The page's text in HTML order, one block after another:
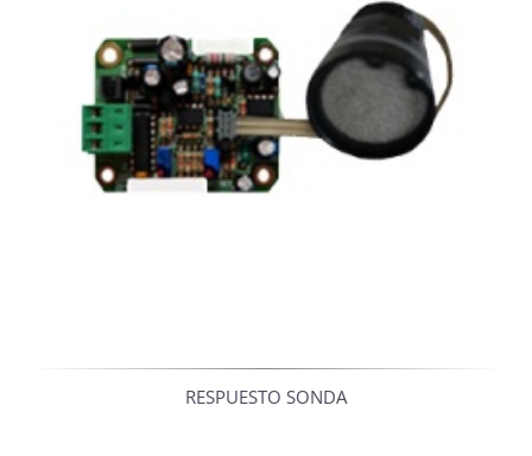
RESPUESTO SONDA